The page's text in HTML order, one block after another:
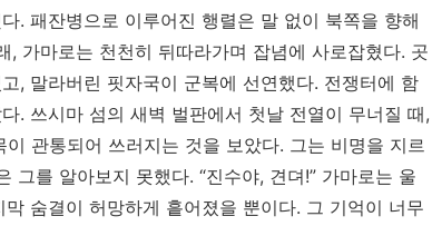
. 패잔병으로 이루어진 행렬은 말 없이 북쪽을 향해
가마로는 천천히 뒤따라가며 잡념에 사로잡혔다. 곳
, 말라버린 핏자국이 군복에 선연했다. 전쟁터에 함
. 쓰시마 섬의 새벽 벌판에서 첫날 전열이 무너질 때,
관통되어 쓰러지는 것을 보았다. 그는 비명을 지르
그를 알아보지 못했다. “진수야, 견뎌!” 가마로는 울
숨결이 허망하게 흩어졌을 뿐이다. 그 기억이 너무